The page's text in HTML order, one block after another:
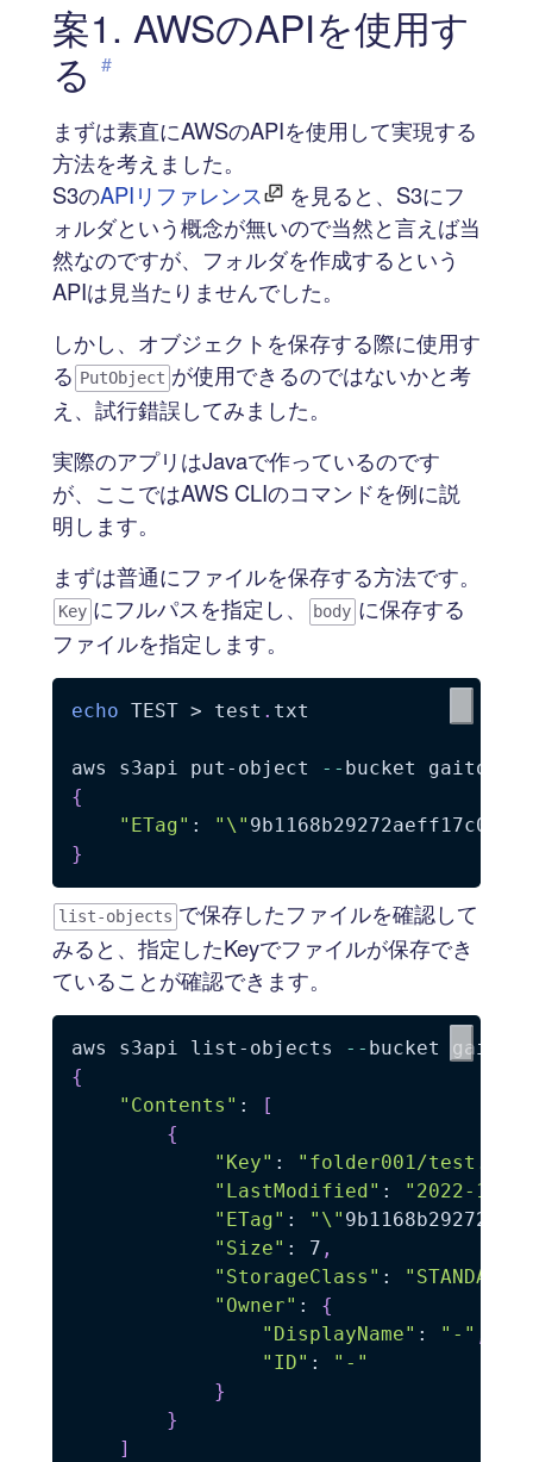
案1. AWSのAPIを使用す
る #
まずは素直にAWSのAPIを使用して実現する
方法を考えました。
S3のAPIリファレンス
を見ると、S3にフ
ォルダという概念が無いので当然と言えば当
然なのですが、フォルダを作成するという
APIは見当たりませんでした。
しかし、オブジェクトを保存する際に使用す
る PutObject が使用できるのではないかと考
え、試行錯誤してみました。
実際のアプリはJavaで作っているのです
が、ここではAWS CLIのコマンドを例に説
明します。
まずは普通にファイルを保存する方法です。
Key にフルパスを指定し、 body に保存する
ファイルを指定します。
echo TEST > test . txt
aws s3api put-object -- bucket
{
"ETag" : "\"
}
list-objects で保存したファイルを確認して
みると、指定したKeyでファイルが保存でき
ていることが確認できます。
aws s3api list-objects
--
{
"Contents" :
[
{
"Key" :
"folder001/
"LastModified" :
"2022-12-
"ETag" : "\"
"Size" : 7 ,
"StorageClass" : "STANDARD"
"Owner" : {
"DisplayName" : "-"
"ID" :
"-"
}
}
]